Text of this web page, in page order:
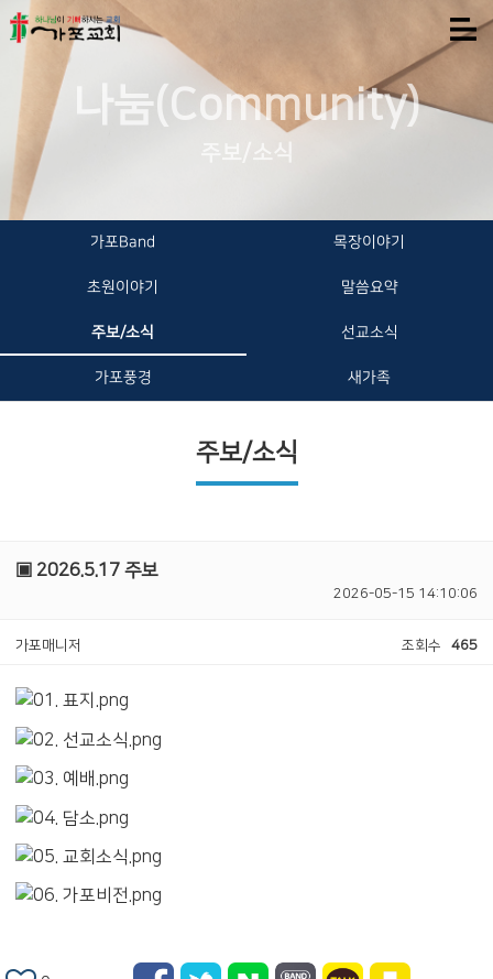
나눔(Community)
주보/소식
가포Band 목장이야기
초원이야기 말씀요약
주보/소식 선교소식
가포풍경 새가족
주보/소식
▣ 2026.5.17 주보
2026-05-15 14:10:06
가포매니저 조회수 465